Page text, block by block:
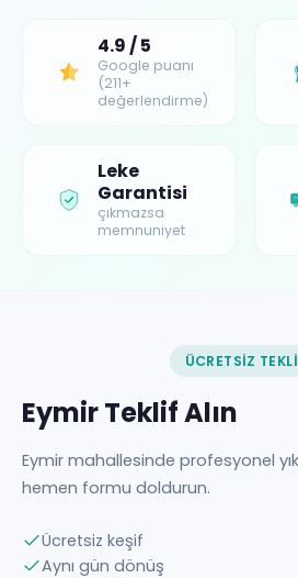
4.9 / 5
Google puanı
(211+
değerlendirme)
Leke
Garantisi
çıkmazsa
memnuniyet
ÜCRETSIZ
Eymir Teklif Alın
Eymir mahallesinde profesyonel
hemen formu doldurun.
Ücretsiz keşif
Aynı gün dönüş